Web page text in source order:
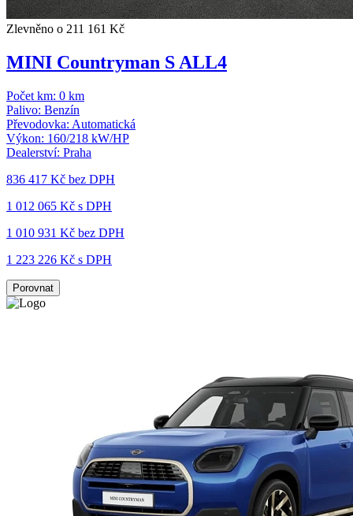
Zlevněno o 211 161 Kč
MINI Countryman S ALL4
Počet km: 0 km
Palivo: Benzín
Převodovka: Automatická
Výkon: 160/218 kW/HP
Dealerství: Praha
836 417 Kč bez DPH
1 012 065 Kč s DPH
1 010 931 Kč bez DPH
1 223 226 Kč s DPH
Porovnat